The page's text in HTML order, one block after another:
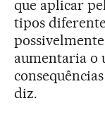
que aplicar
tipos
aumentaria o
diz.